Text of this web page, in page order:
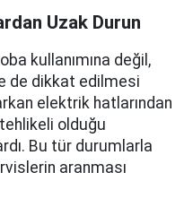
Uzak Durun
kullanımına değil,
de dikkat edilmesi
elektrik hatlarından
olduğu
Bu tür durumlarla
aranması